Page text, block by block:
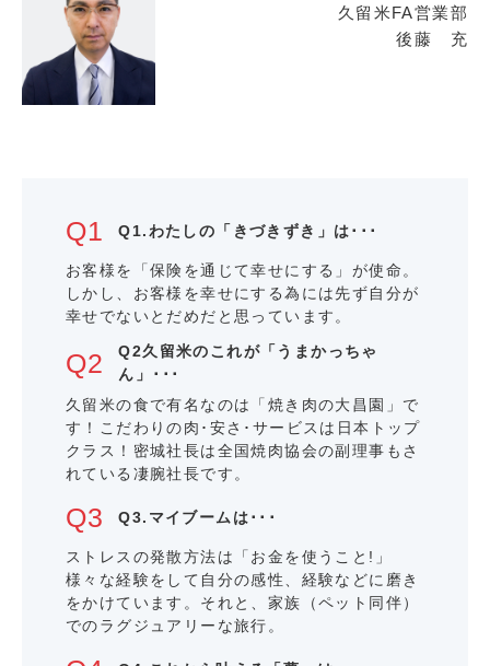
久留米FA営業部
後藤 充
Q1.わたしの「きづきずき」は･･･
お客様を「保険を通じて幸せにする」が使命。
しかし、お客様を幸せにする為には先ず自分が
幸せでないとだめだと思っています。
Q2久留米のこれが「うまかっちゃ
ん」･･･
久留米の食で有名なのは「焼き肉の大昌園」で
す！こだわりの肉･安さ･サービスは日本トップ
クラス！密城社長は全国焼肉協会の副理事もさ
れている凄腕社長です。
Q3.マイブームは･･･
ストレスの発散方法は「お金を使うこと!」
様々な経験をして自分の感性、経験などに磨き
をかけています。それと、家族（ペット同伴）
でのラグジュアリーな旅行。